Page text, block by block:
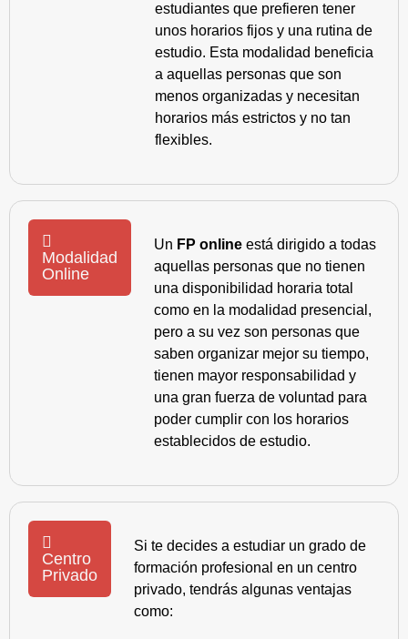
estudiantes que prefieren tener
unos horarios fijos y una rutina de
estudio. Esta modalidad beneficia
a aquellas personas que son
menos organizadas y necesitan
horarios más estrictos y no tan
flexibles.
Modalidad
Online
Un FP online está dirigido a todas
aquellas personas que no tienen
una disponibilidad horaria total
como en la modalidad presencial,
pero a su vez son personas que
saben organizar mejor su tiempo,
tienen mayor responsabilidad y
una gran fuerza de voluntad para
poder cumplir con los horarios
establecidos de estudio.
Centro
Privado
Si te decides a estudiar un grado de
formación profesional en un centro
privado, tendrás algunas ventajas
como: